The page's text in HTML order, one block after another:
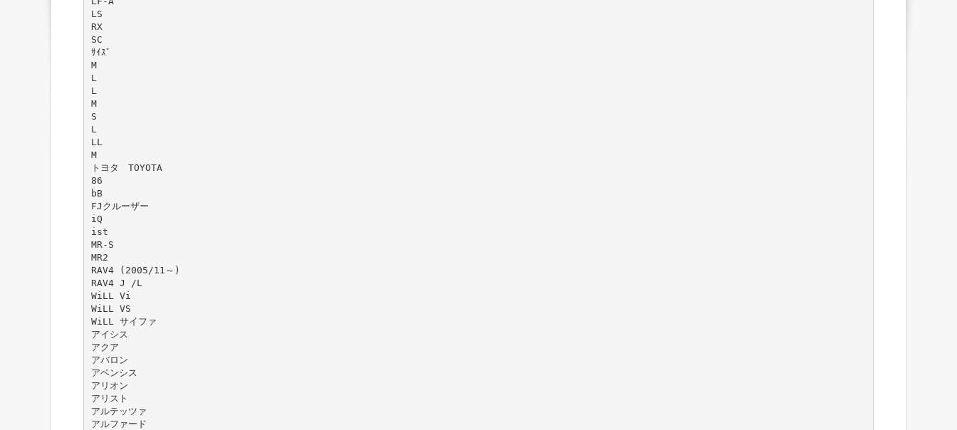
LS
RX
SC
ｻｲｽﾞ
M
L
L
M
S
L
LL
M
トヨタ TOYOTA
86
bB
FJクルーザー
iQ
ist
MR-S
MR2
RAV4 (2005/11～)
RAV4 J /L
WiLL Vi
WiLL VS
WiLL サイファ
アイシス
アクア
アバロン
アベンシス
アリオン
アリスト
アルテッツァ
アルファード